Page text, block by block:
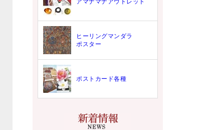
アマナマナアウトレット
ヒーリングマンダラ
ポスター
ポストカード各種